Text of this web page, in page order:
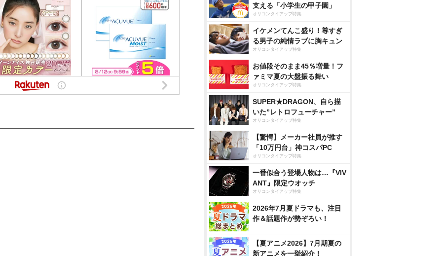
支える「小学生の甲子園」
オリコンタイアップ特集
イケメンてんこ盛り！尊すぎ
る男子の純情ラブに胸キュン
オリコンタイアップ特集
お値段そのまま45％増量！フ
ァミマ夏の大盤振る舞い
オリコンタイアップ特集
SUPER★DRAGON、自ら描
いた”レトロフューチャー”
オリコンタイアップ特集
【驚愕】メーカー社員が推す
「10万円台」神コスパPC
オリコンタイアップ特集
一番似合う登場人物は…『VIV
ANT』限定ウオッチ
オリコンタイアップ特集
2026年7月夏ドラマも、注目
作＆話題作が勢ぞろい！
【夏アニメ2026】7月期夏の
新アニメを一挙紹介！